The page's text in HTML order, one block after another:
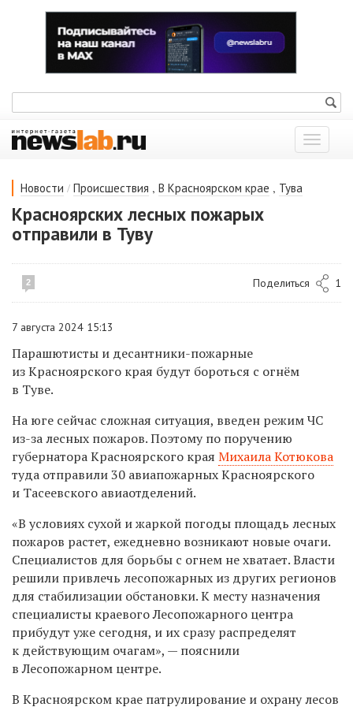
Показать
меню
Новости / Происшествия , В Красноярском крае , Тува
Красноярских лесных пожарых
отправили в Туву
2 Поделиться 1
7 августа 2024 15:13
Парашютисты и десантники-пожарные
из Красноярского края будут бороться с огнём
в Туве.
На юге сейчас сложная ситуация, введен режим ЧС
из-за лесных пожаров. Поэтому по поручению
губернатора Красноярского края Михаила Котюкова
туда отправили 30 авиапожарных Красноярского
и Тасеевского авиаотделений.
«В условиях сухой и жаркой погоды площадь лесных
пожаров растет, ежедневно возникают новые очаги.
Специалистов для борьбы с огнем не хватает. Власти
решили привлечь лесопожарных из других регионов
для стабилизации обстановки. К месту назначения
специалисты краевого Лесопожарного центра
прибудут уже сегодня, и их сразу распределят
к действующим очагам», — пояснили
в Лесопожарном центре.
В Красноярском крае патрулирование и охрану лесов